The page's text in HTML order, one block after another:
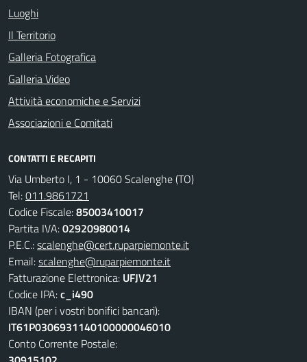
Luoghi
Il Territorio
Galleria Fotografica
Galleria Video
Attività economiche e Servizi
Associazioni e Comitati
CONTATTI E RECAPITI
Via Umberto I, 1 - 10060 Scalenghe (TO)
Tel:011.9861721
Codice Fiscale:85003410017
Partita IVA:02920980014
P.E.C.:scalenghe@cert.ruparpiemonte.it
Email:scalenghe@ruparpiemonte.it
Fatturazione Elettronica: UFJV21
Codice IPA:c_i490
IBAN (per i vostri bonifici bancari):
IT61P0306931140100000046010
Conto Corrente Postale: